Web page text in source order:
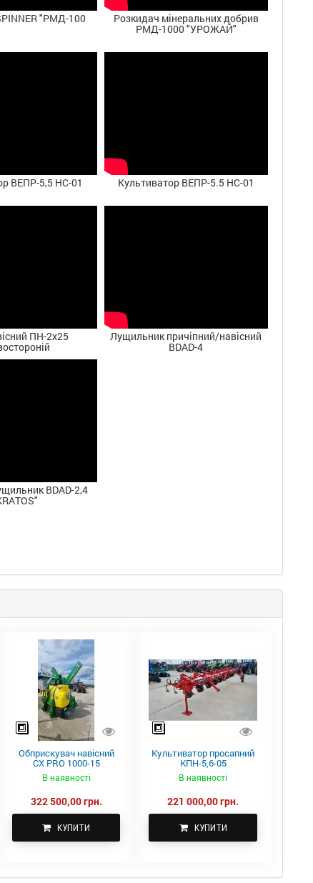
"РМД-100 Розкидач мінеральних добрив
РМД-1000 "УРОЖАЙ"
ВЕПР-5,5 НС-01 Культиватор ВЕПР-5.5 НС-01
ПН-2х25 Лущильник причіпний/навісний
BDAD-4
BDAD-2,4
Обприскувач навісний
CX PRO 1000-15
В наявності
322 500,00 грн.
КУПИТИ
Культиватор просапний
КПН-5,6-05
В наявності
221 000,00 грн.
КУПИТИ